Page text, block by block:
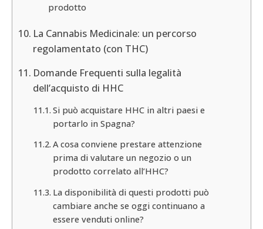
prodotto
La Cannabis Medicinale: un percorso
regolamentato (con THC)
Domande Frequenti sulla legalità
dell’acquisto di HHC
Si può acquistare HHC in altri paesi e
portarlo in Spagna?
A cosa conviene prestare attenzione
prima di valutare un negozio o un
prodotto correlato all’HHC?
La disponibilità di questi prodotti può
cambiare anche se oggi continuano a
essere venduti online?